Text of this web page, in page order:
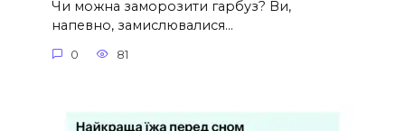
Чи можна заморозити гарбуз? Ви,
напевно, замислювалися…
0 81